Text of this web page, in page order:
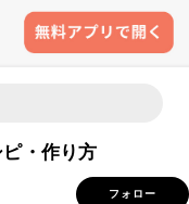
・作り方
フォロー